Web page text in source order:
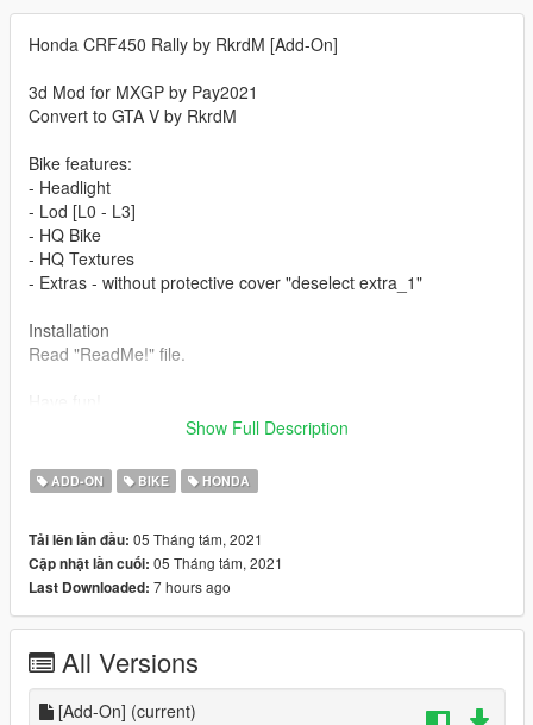
Honda CRF450 Rally by RkrdM [Add-On]
3d Mod for MXGP by Pay2021
Convert to GTA V by RkrdM
Bike features:
- Headlight
- Lod [L0 - L3]
- HQ Bike
- HQ Textures
- Extras - without protective cover "deselect extra_1"
Installation
Read "ReadMe!" file.
RESPONSIBLE IF YOU GET BANNED, USE AT YOUR OWN
RISK! OFFLINE ONLY!!
Follow me in:
Youtube:https://www.youtube.com/GTAModsSA
Facebook:https://www.facebook.com/ModsGrandTheftAutoV/
Discord:https://discord.gg/mrACnUvPav
Donate for more mods!
Show Full Description
ADD-ON BIKE HONDA
Tải lên lần đầu: 05 Tháng tám, 2021
Cập nhật lần cuối: 05 Tháng tám, 2021
Last Downloaded: 7 hours ago
All Versions
[Add-On] (current)